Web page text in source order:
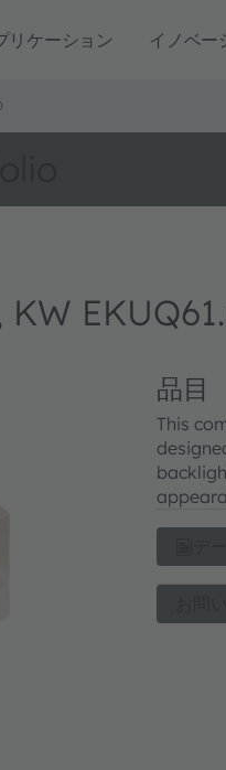
リケーション イノベー
品目
This